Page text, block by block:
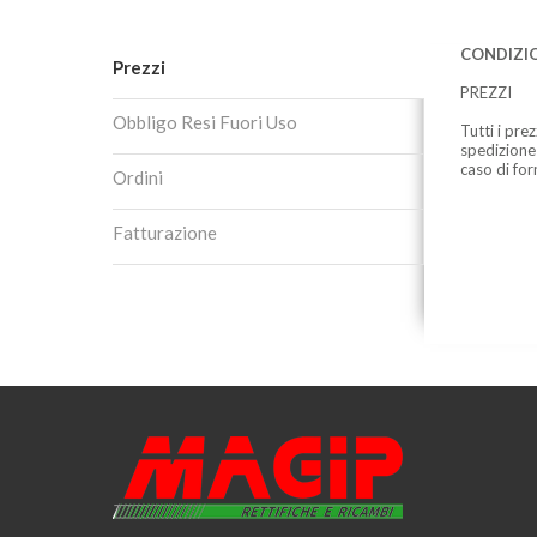
Prezzi
Obbligo Resi Fuori Uso
Ordini
Fatturazione
PREZZI
Tutti i
caso di